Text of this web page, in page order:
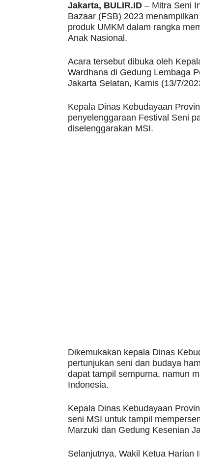
Jakarta, BULIR.ID – Mitra Seni
Bazaar (FSB) 2023
produk UMKM dalam rangka
Anak Nasional.
Acara tersebut dibuka oleh
Wardhana di Gedung Lembaga
Jakarta Selatan, Kamis (13/7/
Kepala Dinas Kebudayaan
penyelenggaraan Festival Seni
diselenggarakan MSI.
Dikemukakan kepala Dinas
pertunjukan seni dan budaya
dapat tampil sempurna, namun
Indonesia.
Kepala Dinas Kebudayaan
seni MSI untuk tampil
Marzuki dan Gedung Kesenian
Selanjutnya, Wakil Ketua Harian